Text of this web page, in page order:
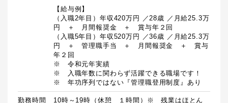
【給与例】
（入職2年目）年収420万円 ／28歳 ／月給25.3万
円　＋　月間報奨金　＋　賞与年２回
（入職5年目）年収520万円 ／36歳 ／月給25.3万
円　＋　管理職手当　＋　月間報奨金　＋　賞与
年２回
※　令和元年実績
※　入職年数に関わらず活躍できる職場です！
※　年功序列ではない『管理職登用制度』あり
勤務時間
10時～19時（休憩　１時間）※　残業はほとん